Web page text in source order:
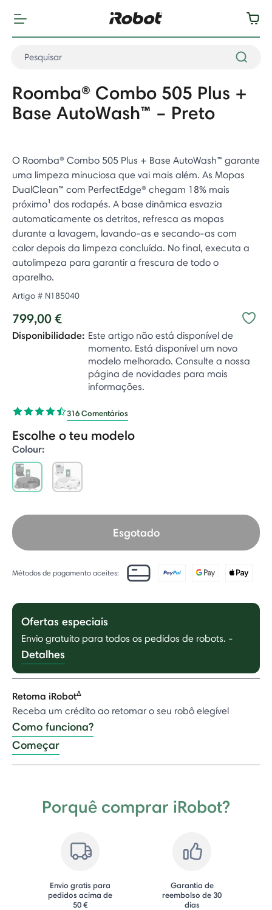
Roomba® Combo 505 Plus +
Base AutoWash™ – Preto
O Roomba® Combo 505 Plus + Base AutoWash™ garante
uma limpeza minuciosa que vai mais além. As Mopas
DualClean™ com PerfectEdge® chegam 18% mais
próximo¹ dos rodapés. A base dinâmica esvazia
automaticamente os detritos, refresca as mopas
durante a lavagem, lavando-as e secando-as com
calor depois da limpeza concluída. No final, executa a
autolimpeza para garantir a frescura de todo o
aparelho.
Artigo # N185040
799,00 €
Disponibilidade: Este artigo não está disponível de
momento. Está disponível um novo
modelo melhorado. Consulte a nossa
página de novidades para mais
informações.
316 Comentários
Escolhe o teu modelo
Colour:
Esgotado
Métodos de pagamento aceites:
Ofertas especiais
Envio gratuito para todos os pedidos de robots. -
Detalhes
Retoma iRobotΔ
Receba um crédito ao retomar o seu robô elegível
Como funciona?
Começar
Porquê comprar iRobot?
Envio gratis para
pedidos acima de
50 €
Garantia de
reembolso de 30
dias